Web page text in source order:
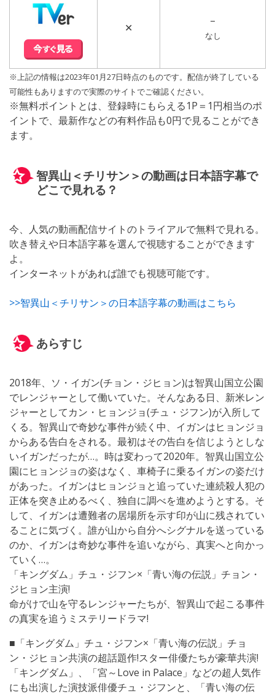
✕
–
なし
※上記の情報は2023年01月27日時点のものです。配信が終了している
可能性もありますので実際のサイトでご確認ください。
※無料ポイントとは、登録時にもらえる1P＝1円相当のポ
イントで、最新作などの有料作品も0円で見ることができ
ます。
智異山＜チリサン＞の動画は日本語字幕で
どこで見れる？
今、人気の動画配信サイトのトライアルで無料で見れる。
吹き替えや日本語字幕を選んで視聴することができます
よ。
インターネットがあれば誰でも視聴可能です。
>>智異山＜チリサン＞の日本語字幕の動画はこちら
あらすじ
2018年、ソ・イガン(チョン・ジヒョン)は智異山国立公園
でレンジャーとして働いていた。そんなある日、新米レン
ジャーとしてカン・ヒョンジョ(チュ・ジフン)が入所して
くる。智異山で奇妙な事件が続く中、イガンはヒョンジョ
からある告白をされる。最初はその告白を信じようとしな
いイガンだったが…。時は変わって2020年。智異山国立公
園にヒョンジョの姿はなく、車椅子に乗るイガンの姿だけ
があった。イガンはヒョンジョと追っていた連続殺人犯の
正体を突き止めるべく、独自に調べを進めようとする。そ
して、イガンは遭難者の居場所を示す印が山に残されてい
ることに気づく。誰が山から自分へシグナルを送っている
のか、イガンは奇妙な事件を追いながら、真実へと向かっ
ていく…。
「キングダム」チュ・ジフン×「青い海の伝説」チョン・
ジヒョン主演!
命がけで山を守るレンジャーたちが、智異山で起こる事件
の真実を追うミステリードラマ!
■「キングダム」チュ・ジフン×「青い海の伝説」チョ
ン・ジヒョン共演の超話題作!スター俳優たちが豪華共演!
「キングダム」、「宮～Love in Palace」などの超人気作
にも出演した演技派俳優チュ・ジフンと、「青い海の伝